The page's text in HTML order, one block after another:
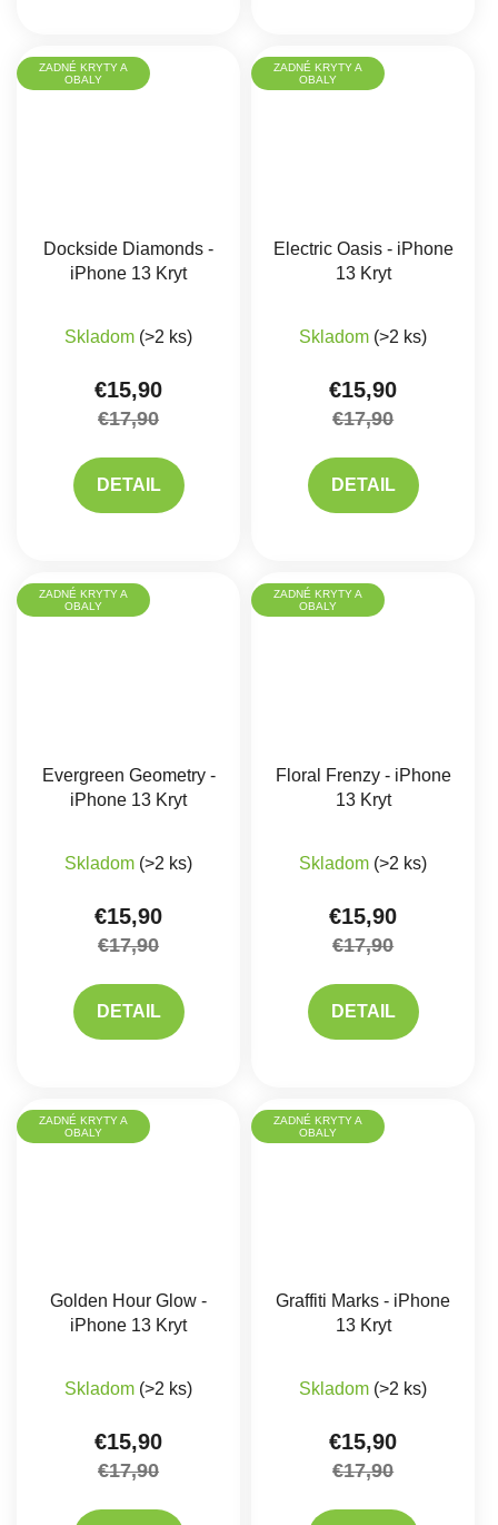
ZADNÉ KRYTY A
OBALY
Dockside Diamonds -
iPhone 13 Kryt
Skladom (>2 ks)
€15,90
€17,90
DETAIL
ZADNÉ KRYTY A
OBALY
Electric Oasis - iPhone
13 Kryt
Skladom (>2 ks)
€15,90
€17,90
DETAIL
ZADNÉ KRYTY A
OBALY
Evergreen Geometry -
iPhone 13 Kryt
Skladom (>2 ks)
€15,90
€17,90
DETAIL
ZADNÉ KRYTY A
OBALY
Floral Frenzy - iPhone
13 Kryt
Skladom (>2 ks)
€15,90
€17,90
DETAIL
ZADNÉ KRYTY A
OBALY
Golden Hour Glow -
iPhone 13 Kryt
Skladom (>2 ks)
€15,90
€17,90
ZADNÉ KRYTY A
OBALY
Graffiti Marks - iPhone
13 Kryt
Skladom (>2 ks)
€15,90
€17,90